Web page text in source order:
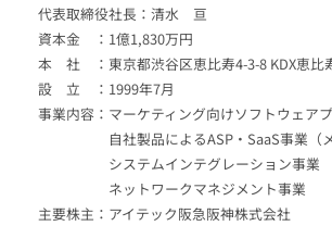
代表取締役社長：清水 亘
資本金 ：1億1,830万円
本 社 ：東京都渋谷区恵比寿4-3-8 KDX恵比
設 立 ：1999年7月
事業内容：マーケティング向けソフトウェア
自社製品によるASP・SaaS事業（メー
システムインテグレーション事業
ネットワークマネジメント事業
主要株主：アイテック阪急阪神株式会社